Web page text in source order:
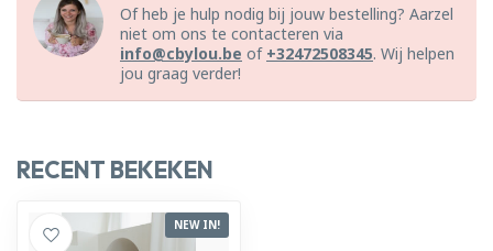
Of heb je hulp nodig bij jouw bestelling? Aarzel
niet om ons te contacteren via
info@cbylou.be of +32472508345. Wij helpen
jou graag verder!
RECENT BEKEKEN
NEW IN!